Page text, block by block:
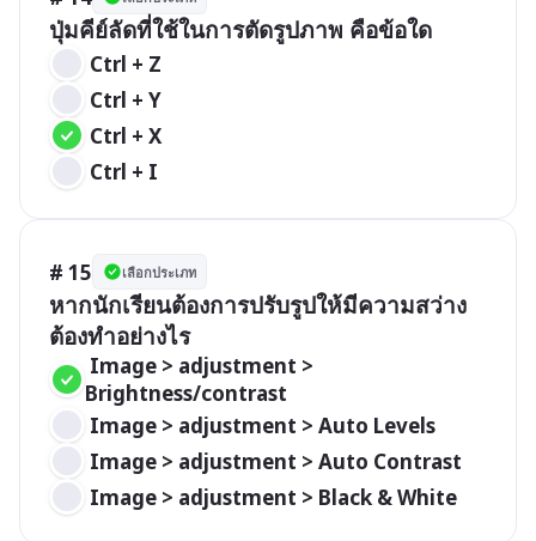
ปุ่มคีย์ลัดที่ใช้ในการตัดรูปภาพ คือข้อใด
Ctrl + Z
Ctrl + Y
Ctrl + X
Ctrl + I
# 15 เลือกประเภท
หากนักเรียนต้องการปรับรูปให้มีความสว่าง
ต้องทำอย่างไร
Brightness/contrast
Image > adjustment > Auto Levels
Image > adjustment > Auto Contrast
Image > adjustment > Black & White